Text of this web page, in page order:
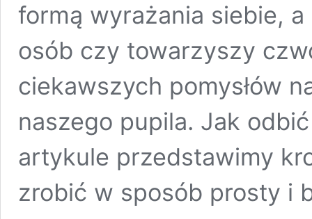
formą wyrażania siebie,
osób czy towarzyszy
ciekawszych pomysłów
naszego pupila. Jak
artykule przedstawimy
zrobić w sposób prosty i